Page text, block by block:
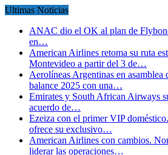
Ultimas Noticias
ANAC dio el OK al plan de
en…
American Airlines retoma su ruta
Montevideo a partir del 3 de…
Aerolíneas Argentinas en asamblea
balance 2025 con una…
Emirates y South African Airways
acuerdo de…
Ezeiza con el primer VIP
ofrece su exclusivo…
American Airlines con cambios.
liderar las operaciones…